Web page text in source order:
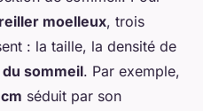
moelleux, trois
: la taille, la densité de
sommeil. Par exemple,
séduit par son